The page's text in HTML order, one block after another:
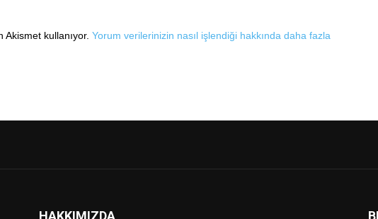
kullanıyor. Yorum verilerinizin nasıl işlendiği hakkında daha fazla
HAKKIMIZDA